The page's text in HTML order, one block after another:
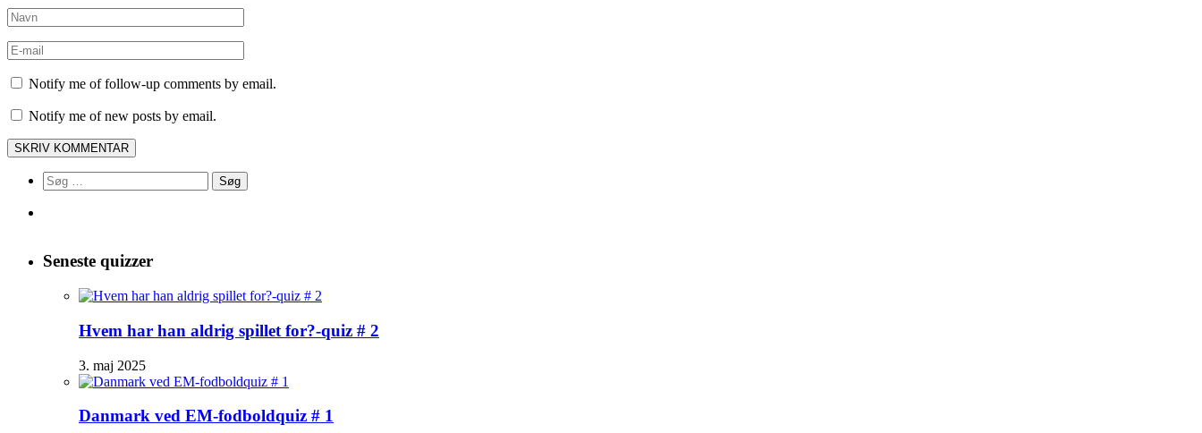
Notify me of follow-up comments by email.
Notify me of new posts by email.
Søg
efter:
Seneste quizzer
Hvem har han aldrig spillet for?-quiz # 2
3. maj 2025
Danmark ved EM-fodboldquiz # 1